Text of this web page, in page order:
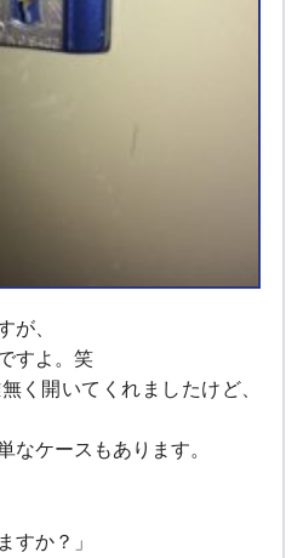
が、
すよ。笑
く開いてくれましたけど、
なケースもあります。
すか？」